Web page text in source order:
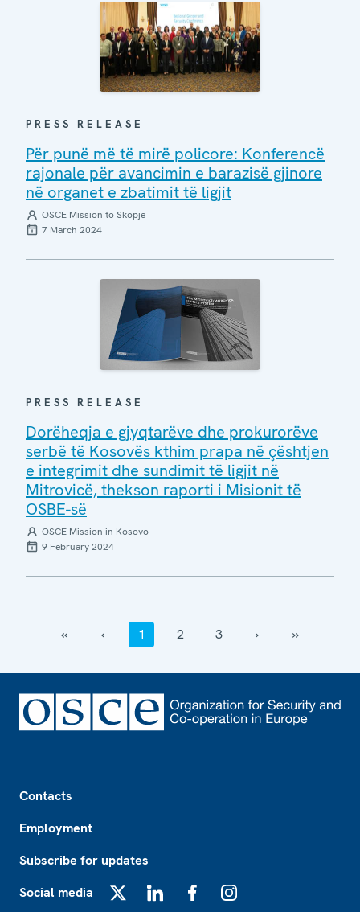
PRESS RELEASE
Për punë më të mirë policore: Konferencë
rajonale për avancimin e barazisë gjinore
në organet e zbatimit të ligjit
OSCE Mission to Skopje
7 March 2024
PRESS RELEASE
Dorëheqja e gjyqtarëve dhe prokurorëve
serbë të Kosovës kthim prapa në çështjen
e integrimit dhe sundimit të ligjit në
Mitrovicë, thekson raporti i Misionit të
OSBE-së
OSCE Mission in Kosovo
9 February 2024
‹‹ ‹ 1 2 3 › ››
Contacts
Employment
Subscribe for updates
Social media